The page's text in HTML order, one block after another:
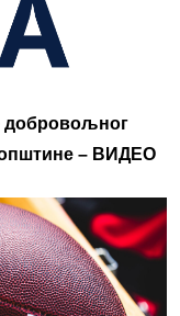
добровољног
– ВИДЕО